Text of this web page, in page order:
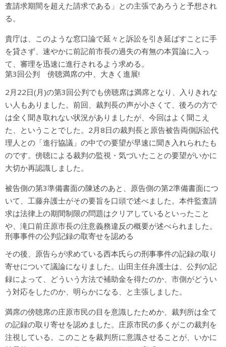
査請求期間を超えた請求である」との主張であろうと予想され
る。
貴庁は、このような窓口論で延々と訴訟を引き延ばすことに手
を貸さず、速やかに前記前市長の過失の有無の本質論に入っ
て、審理を迅速に進行されるよう求める。
第3回公判 傍聴満席の中、大きく進展!
2月22日(月)の第3回公判でも傍聴席は満席となり、入りきれな
い人もありました。前回、裁判長の声が小さくて、後ろの方で
は全く聞き取れない状況がありましたが、今回はよく聞こえ
た、ということでした。2月8日の裁判長と原告被告両側訴訟代
理人との「進行協議」の中での要望が早速に聞き入れられたも
のです。傍聴による裁判の監視・気づいたことの要望がいかに
大切か再認識しました。
被告側の第3準備書面の陳述のあと、原告側の第2準備書面につ
いて、工藤弁護士がその要旨を口頭で述べました。本件監査請
求は法律上の期間制限の問題はクリアしているといったこと
や、滝口前庄原市長の注意義務違反の概要が述べられました。
刑事事件の公判記録の取寄せを認める
その後、原告らが求めている西本氏らの刑事事件の記録の取り
寄せについて議論になりました。山田主任弁護士は、公判の記
録によって、どういう方法で補助金を得たのか、市側がどうい
う対応をしたのか、明らかになる、と主張しました。
満席の傍聴席の庄原市民の目を意識したためか、裁判所は全て
の記録の取り寄せを認めました。庄原市民の多くがこの裁判を
注視している。このことを裁判所に意識させることが、いかに